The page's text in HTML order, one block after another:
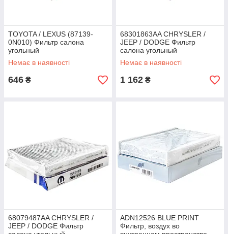
TOYOTA / LEXUS (87139-
0N010) Фильтр салона
угольный
Немає в наявності
646 ₴
68301863AA CHRYSLER /
JEEP / DODGE Фильтр
салона угольный
Немає в наявності
1 162 ₴
68079487AA CHRYSLER /
JEEP / DODGE Фильтр
ADN12526 BLUE PRINT
Фильтр, воздух во